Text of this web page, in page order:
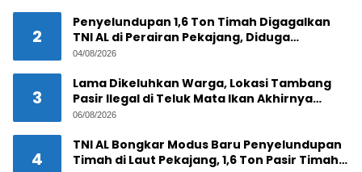
2
Penyelundupan 1,6 Ton Timah Digagalkan
TNI AL di Perairan Pekajang, Diduga
Melibatkan Jaringan Internasional
04/08/2026
3
Lama Dikeluhkan Warga, Lokasi Tambang
Pasir Ilegal di Teluk Mata Ikan Akhirnya
Digerebek
06/08/2026
4
TNI AL Bongkar Modus Baru Penyelundupan
Timah di Laut Pekajang, 1,6 Ton Pasir Timah